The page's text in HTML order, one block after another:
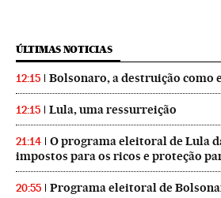
ÚLTIMAS NOTICIAS
12:15 Bolsonaro, a destruição como
12:15 Lula, uma ressurreição
21:14
O programa eleitoral de Lula
impostos para os ricos e proteção
20:55
Programa eleitoral de